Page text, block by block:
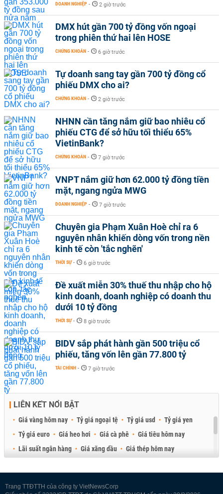
DOANH NGHIỆP - 2 giờ trước
DMX hút gần 700 tỷ đồng vốn ngoại
trong phiên thứ hai lên HOSE
CHỨNG KHOÁN - 6 giờ trước
Tự doanh sang tay gần 700 tỷ đồng cổ
phiếu DMX cho ai?
CHỨNG KHOÁN - 2 giờ trước
NHNN cần tăng nắm giữ bao nhiêu cổ
phiếu CTG để sở hữu tối thiểu 65%
VietinBank?
CHỨNG KHOÁN - 7 giờ trước
VNPT nắm giữ hơn 62.000 tỷ đồng tiền
mặt, ngang ngửa MWG
DOANH NGHIỆP - 7 giờ trước
Chuyên gia Phạm Xuân Hoè chỉ ra 6
nguyên nhân khiến dòng vốn trong nền
kinh tế còn 'tắc nghẽn'
THỜI SỰ - 6 giờ trước
Đề xuất miễn 30% thuế thu nhập cho hộ
kinh doanh, doanh nghiệp có doanh thu
dưới 10 tỷ đồng
THỜI SỰ - 8 giờ trước
BIDV sắp phát hành gần 500 triệu cổ
phiếu, tăng vốn lên gần 77.800 tỷ
TÀI CHÍNH - 7 giờ trước
LIÊN KẾT NỔI BẬT
Giá vàng hôm nay Tỷ giá ngoại tệ Tỷ giá usd
Tỷ giá yen
Tỷ giá euro
Giá heo hơi Giá cà phê
Giá tiêu hôm nay
Lãi suất ngân hàng
Giá xăng dầu
Giá thép hôm nay
Trang TTĐTTH của công ty VietNewsCorp